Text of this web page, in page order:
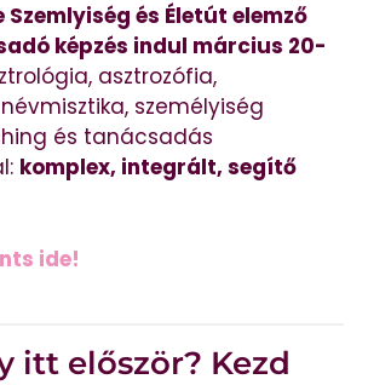
Szemlyiség és Életút elemző
képzés indul március 20-
asztrozófia,
személyiség
és tanácsadás
komplex, integrált, segítő
ide!
itt először? Kezd